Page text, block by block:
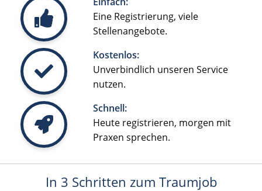
Eine Registrierung, viele
Stellenangebote.
Kostenlos:
Unverbindlich unseren Service
nutzen.
Schnell:
Heute registrieren, morgen mit
Praxen sprechen.
In 3 Schritten zum Traumjob